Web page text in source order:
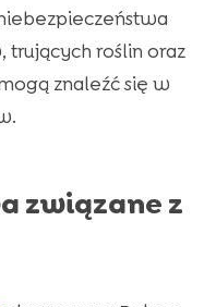
roślin oraz
znaleźć się w
związane z